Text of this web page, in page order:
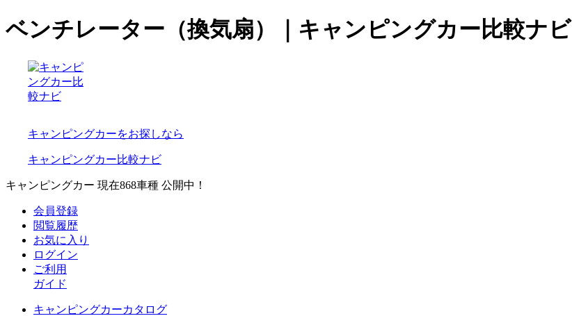
ベンチレーター（換気扇）｜キャンピングカー比較ナビ
キャンピングカーをお探しなら
キャンピングカー比較ナビ
キャンピングカー 現在868車種 公開中！
会員登録
閲覧履歴
お気に入り
ログイン
ご利用
ガイド
キャンピングカーカタログ